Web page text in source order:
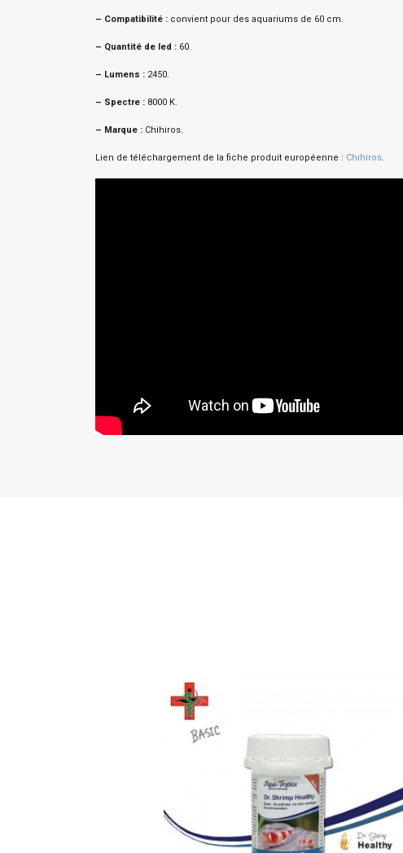
– Compatibilité : convient pour des aquariums de 60 cm.
– Quantité de led : 60.
– Lumens : 2450.
– Spectre : 8000 K.
– Marque : Chihiros.
Lien de téléchargement de la fiche produit européenne : Chihiros.